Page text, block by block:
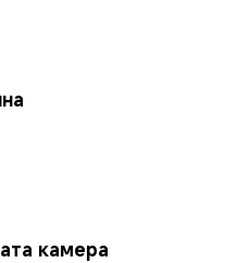
камера